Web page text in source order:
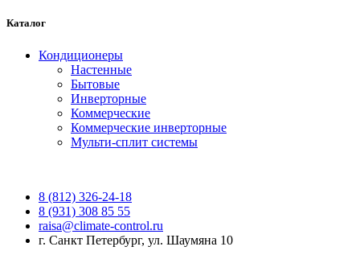
Каталог
Кондиционеры
Настенные
Бытовые
Инверторные
Коммерческие
Коммерческие инверторные
Мульти-сплит системы
8 (812) 326-24-18
8 (931) 308 85 55
raisa@climate-control.ru
г. Санкт Петербург, ул. Шаумяна 10